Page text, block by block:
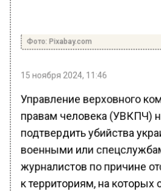
Фото: Pixabay.com
15 ноября 2024, 11:46
Управление верховного
правам человека (УВКПЧ)
подтвердить убийства
военными или
журналистов по причине
к территориям, на которых